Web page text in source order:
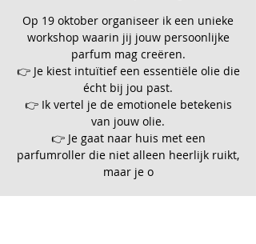
Op 19 oktober organiseer ik een unieke
workshop waarin jij jouw persoonlijke
parfum mag creëren.
👉 Je kiest intuïtief een essentiële olie die
écht bij jou past.
👉 Ik vertel je de emotionele betekenis
van jouw olie.
👉 Je gaat naar huis met een
parfumroller die niet alleen heerlijk ruikt,
maar je o